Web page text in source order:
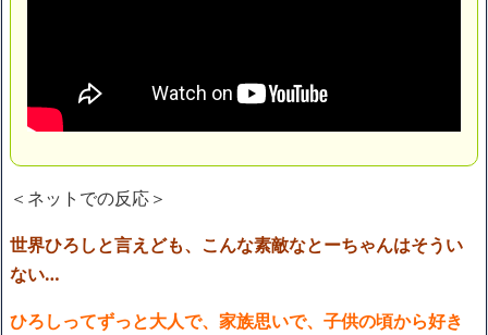
＜ネットでの反応＞
世界ひろしと言えども、こんな素敵なとーちゃんはそうい
ない…
ひろしってずっと大人で、家族思いで、子供の頃から好き